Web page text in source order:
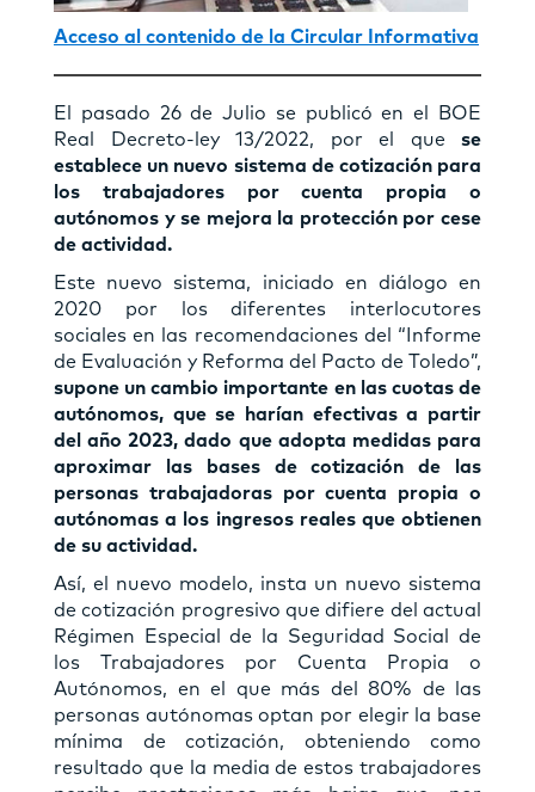
Acceso al contenido de la Circular Informativa
El pasado 26 de Julio se publicó en el BOE
Real Decreto-ley 13/2022, por el que se
establece un nuevo sistema de cotización para
los trabajadores por cuenta propia o
autónomos y se mejora la protección por cese
de actividad.
Este nuevo sistema, iniciado en diálogo en
2020 por los diferentes interlocutores
sociales en las recomendaciones del “Informe
de Evaluación y Reforma del Pacto de Toledo”,
supone un cambio importante en las cuotas de
autónomos, que se harían efectivas a partir
del año 2023, dado que adopta medidas para
aproximar las bases de cotización de las
personas trabajadoras por cuenta propia o
autónomas a los ingresos reales que obtienen
de su actividad.
Así, el nuevo modelo, insta un nuevo sistema
de cotización progresivo que difiere del actual
Régimen Especial de la Seguridad Social de
los Trabajadores por Cuenta Propia o
Autónomos, en el que más del 80% de las
personas autónomas optan por elegir la base
mínima de cotización, obteniendo como
resultado que la media de estos trabajadores